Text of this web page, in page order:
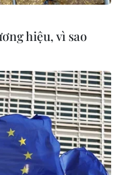
tỷ
hiệu, vì sao